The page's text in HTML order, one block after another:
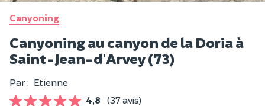
Canyoning
Canyoning au canyon de la Doria à
Saint-Jean-d'Arvey (73)
Par : Etienne
4,8
(37 avis)